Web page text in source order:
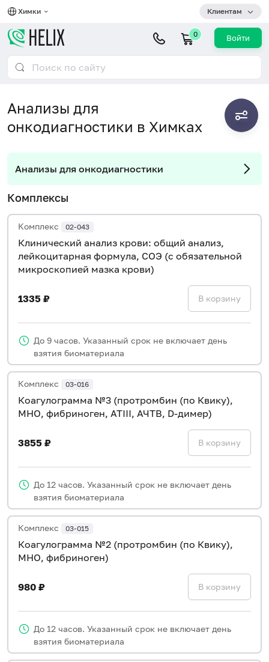
Химки Клиентам
0 Войти
Анализы для
онкодиагностики в Химках
Анализы для онкодиагностики
Комплексы
Комплекс 02-043
Клинический анализ крови: общий анализ,
лейкоцитарная формула, СОЭ (с обязательной
микроскопией мазка крови)
1335 ₽ В корзину
До 9 часов. Указанный срок не включает день
взятия биоматериала
Комплекс 03-016
Коагулограмма №3 (протромбин (по Квику),
МНО, фибриноген, АТIII, АЧТВ, D-димер)
3855 ₽ В корзину
До 12 часов. Указанный срок не включает день
взятия биоматериала
Комплекс 03-015
Коагулограмма №2 (протромбин (по Квику),
МНО, фибриноген)
980 ₽ В корзину
До 12 часов. Указанный срок не включает день
взятия биоматериала